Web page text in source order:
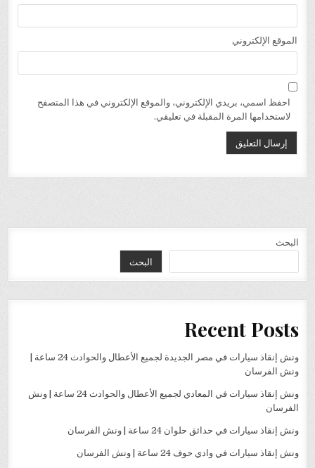
الموقع الإلكتروني
احفظ اسمي، بريدي الإلكتروني، والموقع الإلكتروني في هذا المتصفح
لاستخدامها المرة المقبلة في تعليقي.
البحث
البحث
Recent Posts
ونش إنقاذ سيارات في مصر الجديدة لجميع الأعطال والحوادث 24 ساعة |
ونش الفرسان
ونش إنقاذ سيارات في المعادي لجميع الأعطال والحوادث 24 ساعة | ونش
الفرسان
ونش إنقاذ سيارات في حدائق حلوان 24 ساعة | ونش الفرسان
ونش إنقاذ سيارات في وادي حوف 24 ساعة | ونش الفرسان